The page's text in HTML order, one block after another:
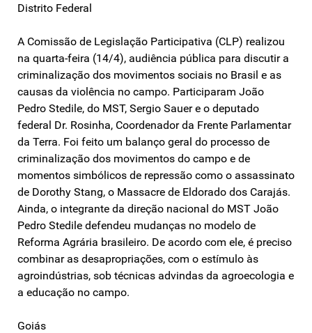
Distrito Federal
A Comissão de Legislação Participativa (CLP) realizou
na quarta-feira (14/4), audiência pública para discutir a
criminalização dos movimentos sociais no Brasil e as
causas da violência no campo. Participaram João
Pedro Stedile, do MST, Sergio Sauer e o deputado
federal Dr. Rosinha, Coordenador da Frente Parlamentar
da Terra. Foi feito um balanço geral do processo de
criminalização dos movimentos do campo e de
momentos simbólicos de repressão como o assassinato
de Dorothy Stang, o Massacre de Eldorado dos Carajás.
Ainda, o integrante da direção nacional do MST João
Pedro Stedile defendeu mudanças no modelo de
Reforma Agrária brasileiro. De acordo com ele, é preciso
combinar as desapropriações, com o estímulo às
agroindústrias, sob técnicas advindas da agroecologia e
a educação no campo.
Goiás